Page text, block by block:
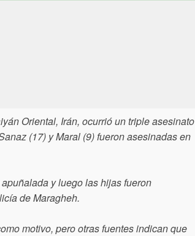
Oriental, Irán, ocurrió un triple asesinato
(17) y Maral (9) fueron asesinadas en
y luego las hijas fueron
de Maragheh.
motivo, pero otras fuentes indican que